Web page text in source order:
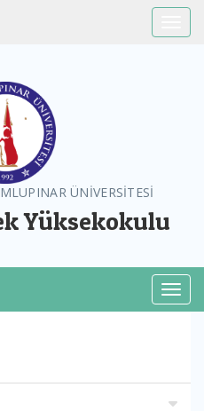
ÜNİVERSİTESİ
Yüksekokulu